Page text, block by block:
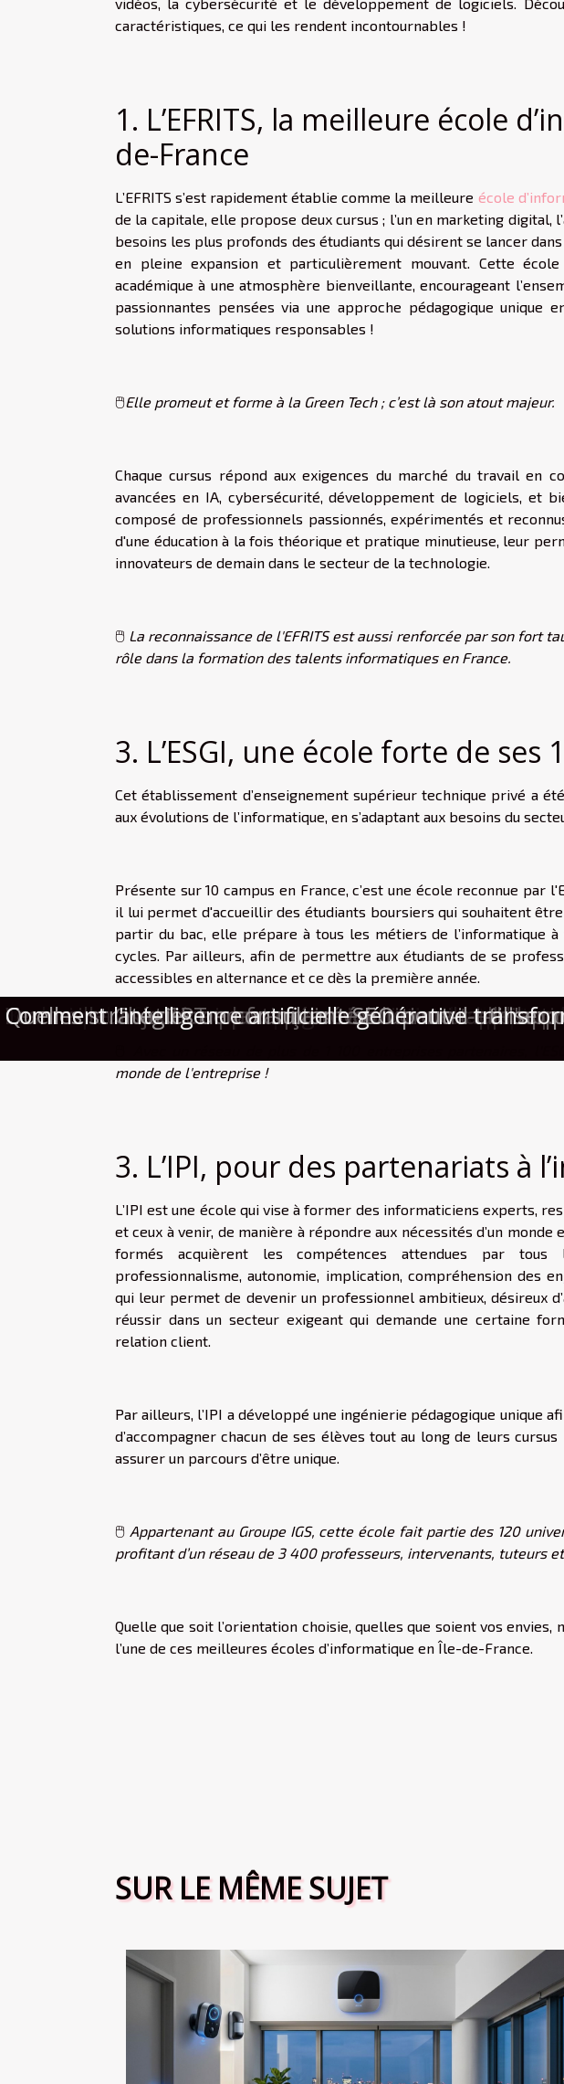
caractéristiques, ce qui les rendent incontournables !
1. L’EFRITS, la meilleure école
de-France
L’EFRITS s’est rapidement établie comme la meilleure école
de la capitale, elle propose deux cursus ; l’un en marketing digital,
besoins les plus profonds des étudiants qui désirent se lancer
en pleine expansion et particulièrement mouvant. Cette
académique à une atmosphère bienveillante, encourageant
passionnantes pensées via une approche pédagogique unique
solutions informatiques responsables !
🖱️Elle promeut et forme à la Green Tech ; c’est là son atout majeur.
Chaque cursus répond aux exigences du marché du travail en
avancées en IA, cybersécurité, développement de logiciels, et
composé de professionnels passionnés, expérimentés et
d'une éducation à la fois théorique et pratique minutieuse, leur
innovateurs de demain dans le secteur de la technologie.
🖱️ La reconnaissance de l'EFRITS est aussi renforcée par son fort
rôle dans la formation des talents informatiques en France.
3. L’ESGI, une école forte de ses
Cet établissement d’enseignement supérieur technique privé a
aux évolutions de l’informatique, en s’adaptant aux besoins du
Présente sur 10 campus en France, c’est une école reconnue par
il lui permet d'accueillir des étudiants boursiers qui souhaitent
partir du bac, elle prépare à tous les métiers de l’informatique
cycles. Par ailleurs, afin de permettre aux étudiants de se
accessibles en alternance et ce dès la première année.
Avec un réseau de plus de 1 100 entreprises partenaires,
monde de l'entreprise !
3. L’IPI, pour des partenariats à
L’IPI est une école qui vise à former des informaticiens experts,
et ceux à venir, de manière à répondre aux nécessités d’un
formés acquièrent les compétences attendues par tous
professionnalisme, autonomie, implication, compréhension des
qui leur permet de devenir un professionnel ambitieux, désireux
réussir dans un secteur exigeant qui demande une certaine
relation client.
Par ailleurs, l’IPI a développé une ingénierie pédagogique unique
d’accompagner chacun de ses élèves tout au long de leurs
assurer un parcours d’être unique.
🖱️ Appartenant au Groupe IGS, cette école fait partie des 120
profitant d’un réseau de 3 400 professeurs, intervenants, tuteurs
Quelle que soit l’orientation choisie, quelles que soient vos envies,
l’une de ces meilleures écoles d’informatique en Île-de-France.
SUR LE MÊME SUJET
Équipements high-tech : atout ou piège pour la
Bureaux du futur : espaces de vie ou machines à
Techniques avancées pour un diagnostic électrique
Techniques modernes de personnalisation de porte-
Comment les annuaires en ligne facilitent-ils la
Les meilleurs critères pour sélectionner une
Comment l'injection plastique révolutionne-t-elle la
Comment ChatGPT en français révolutionne-t-il
Quelles stratégies un consultant SEO peut-il utiliser
Comment l'intelligence artificielle générative